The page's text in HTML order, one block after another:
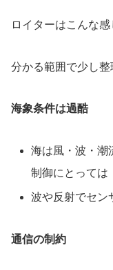
ロイターはこんな
分かる範囲で少し整
海象条件は過酷
海は風・波・潮
制御にとっては
波や反射でセン
通信の制約